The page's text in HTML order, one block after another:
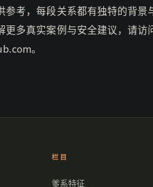
参考，每段关系都有独特的背景
更多真实案例与安全建议，请访
。
栏目
爹系特征